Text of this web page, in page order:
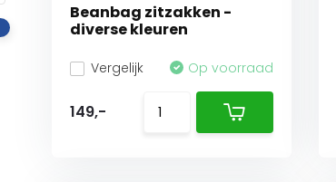
Beanbag zitzakken -
diverse kleuren
Vergelijk Op voorraad
149,-